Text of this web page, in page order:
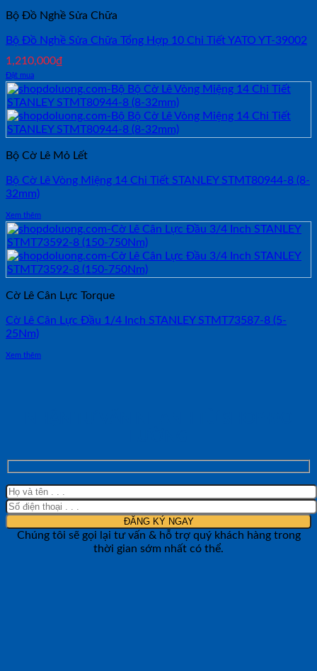
Bộ Đồ Nghề Sửa Chữa
Bộ Đồ Nghề Sửa Chữa Tổng Hợp 10 Chi Tiết YATO YT-39002
1,210,000₫
Đặt mua
Bộ Cờ Lê Mỏ Lết
Bộ Cờ Lê Vòng Miệng 14 Chi Tiết STANLEY STMT80944-8 (8-
32mm)
Xem thêm
Cờ Lê Cân Lực Torque
Cờ Lê Cân Lực Đầu 1/4 Inch STANLEY STMT73587-8 (5-
25Nm)
Xem thêm
Chúng tôi sẽ gọi lại tư vấn & hỗ trợ quý khách hàng trong
thời gian sớm nhất có thể.